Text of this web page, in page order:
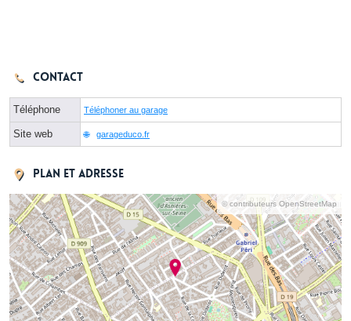
Contact
Téléphone Téléphoner au garage
Site web garageduco.fr
Plan et adresse
© contributeurs OpenStreetMap